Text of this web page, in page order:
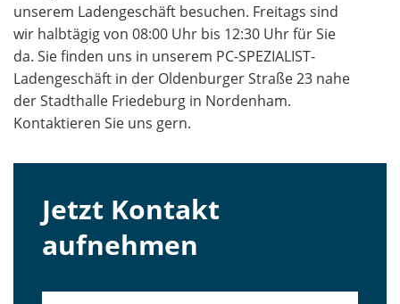
unserem Ladengeschäft besuchen. Freitags sind
wir halbtägig von 08:00 Uhr bis 12:30 Uhr für Sie
da. Sie finden uns in unserem PC-SPEZIALIST-
Ladengeschäft in der Oldenburger Straße 23 nahe
der Stadthalle Friedeburg in Nordenham.
Kontaktieren Sie uns gern.
Jetzt Kontakt
aufnehmen